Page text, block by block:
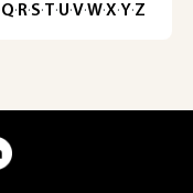
Q· R·S·T·U·V·W·X·Y·Z